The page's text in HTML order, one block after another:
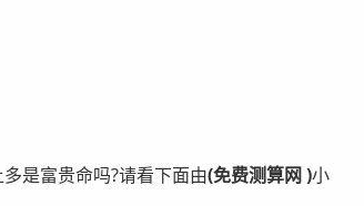
是富贵命吗?请看下面由(免费测算网 )小